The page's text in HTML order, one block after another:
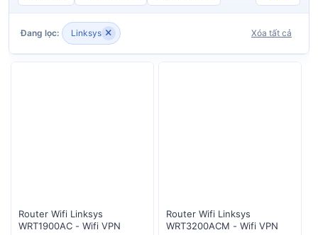
ZTE
Đang lọc: Linksys Xóa tất cả
Router Wifi Linksys
WRT1900AC - Wifi VPN
Router Wifi Linksys
WRT3200ACM - Wifi VPN